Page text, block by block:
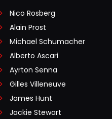
Nico Rosberg
Alain Prost
Michael Schumacher
Alberto Ascari
Ayrton Senna
Gilles Villeneuve
James Hunt
Jackie Stewart